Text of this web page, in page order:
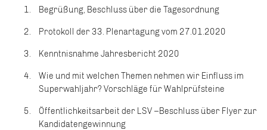
Begrüßung, Beschluss über die Tagesordnung
Protokoll der 33. Plenartagung vom 27.01.2020
Kenntnisnahme Jahresbericht 2020
Wie und mit welchen Themen nehmen wir Einfluss im
Superwahljahr? Vorschläge für Wahlprüfsteine
Öffentlichkeitsarbeit der LSV –Beschluss über Flyer zur
Kandidatengewinnung